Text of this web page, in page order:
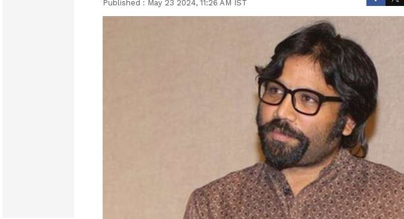
Published : May 23 2024, 11:26 AM IST